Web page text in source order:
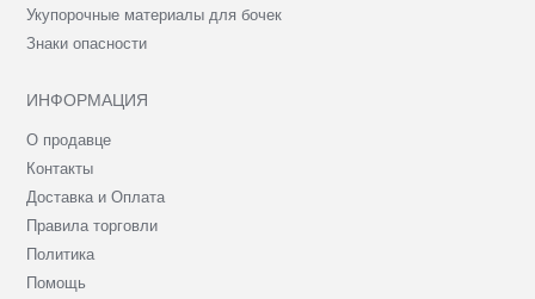
Укупорочные материалы для бочек
Знаки опасности
ИНФОРМАЦИЯ
О продавце
Контакты
Доставка и Оплата
Правила торговли
Политика
Помощь